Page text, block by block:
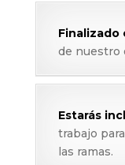
Finalizado
de nuestro
Estarás
trabajo
las ramas.